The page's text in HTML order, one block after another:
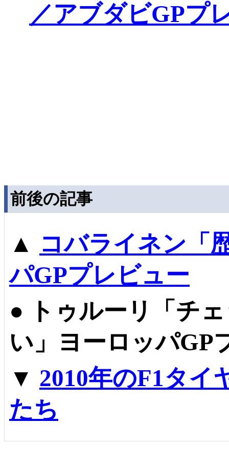
／アブダビGPプ
前後の記事
▲ コバライネン「
パGPプレビュー
●
トゥルーリ「チ
い」ヨーロッパGP
▼ 2010年のF1タイ
たち